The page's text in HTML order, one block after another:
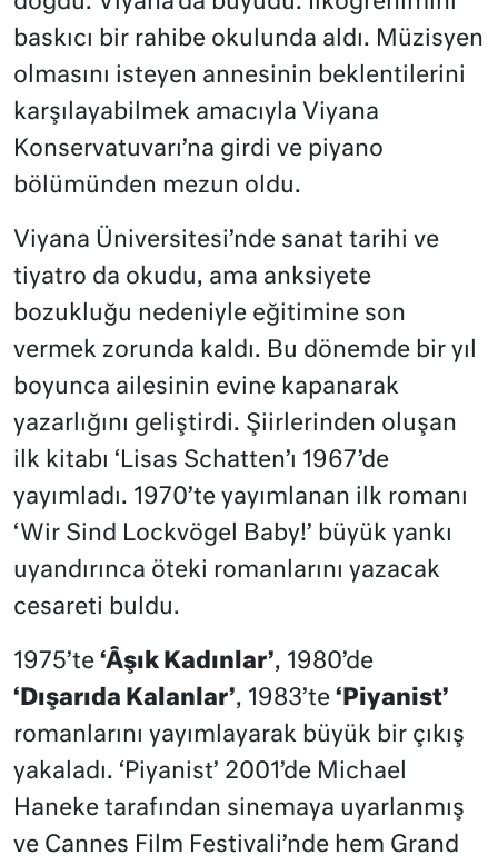
baskıcı bir rahibe okulunda aldı. Müzisyen
olmasını isteyen annesinin beklentilerini
karşılayabilmek amacıyla Viyana
Konservatuvarı’na girdi ve piyano
bölümünden mezun oldu.
Viyana Üniversitesi’nde sanat tarihi ve
tiyatro da okudu, ama anksiyete
bozukluğu nedeniyle eğitimine son
vermek zorunda kaldı. Bu dönemde bir yıl
boyunca ailesinin evine kapanarak
yazarlığını geliştirdi. Şiirlerinden oluşan
ilk kitabı ‘Lisas Schatten’ı 1967’de
yayımladı. 1970’te yayımlanan ilk romanı
‘Wir Sind Lockvögel Baby!’ büyük yankı
uyandırınca öteki romanlarını yazacak
cesareti buldu.
1975’te ‘Âşık Kadınlar’, 1980’de
‘Dışarıda Kalanlar’, 1983’te ‘Piyanist’
romanlarını yayımlayarak büyük bir çıkış
yakaladı. ‘Piyanist’ 2001’de Michael
Haneke tarafından sinemaya uyarlanmış
ve Cannes Film Festivali’nde hem Grand